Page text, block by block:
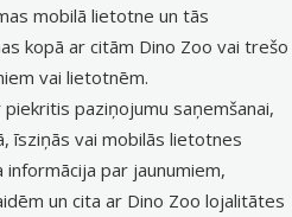
mobilā lietotne un tās
kopā ar citām Dino Zoo vai trešo
vai lietotnēm.
paziņojumu saņemšanai,
īsziņās vai mobilās lietotnes
par jaunumiem,
un cita ar Dino Zoo lojalitātes